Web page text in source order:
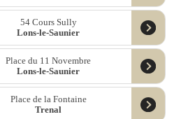
54 Cours Sully
Lons-le-Saunier
Place du 11 Novembre
Lons-le-Saunier
Place de la Fontaine
Trenal